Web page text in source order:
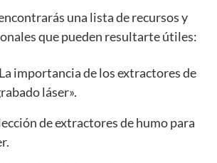
una lista de recursos y
que pueden resultarte útiles:
importancia de los extractores de
láser».
de extractores de humo para